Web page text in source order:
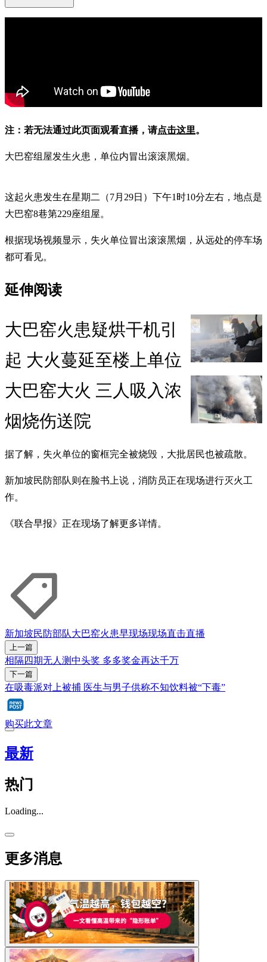
注：若无法通过此页面观看直播，请点击这里。
大巴窑组屋发生火患，单位内冒出滚滚黑烟。
这起火患发生在星期二（7月29日）下午1时10分左右，地点是
大巴窑8巷第229座组屋。
根据现场视频显示，失火单位冒出滚滚黑烟，从远处的停车场
都可看见。
延伸阅读
大巴窑火患疑烘干机引
起 大火蔓延至楼上单位
大巴窑大火 三人吸入浓
烟烧伤送院
据了解，失火单位的窗框完全被烧毁，大批居民也被疏散。
新加坡民防部队则在脸书上说，消防员正在现场进行灭火工
作。
《联合早报》正在现场了解更多详情。
新加坡民防部队大巴窑火患早现场现场直击直播
上一篇
相隔四期无人测中头奖 多多奖金再达千万
下一篇
在吸毒派对上被捕 医生与男子供称不知饮料被“下毒”
购买此文章
最新
热门
Loading...
更多消息